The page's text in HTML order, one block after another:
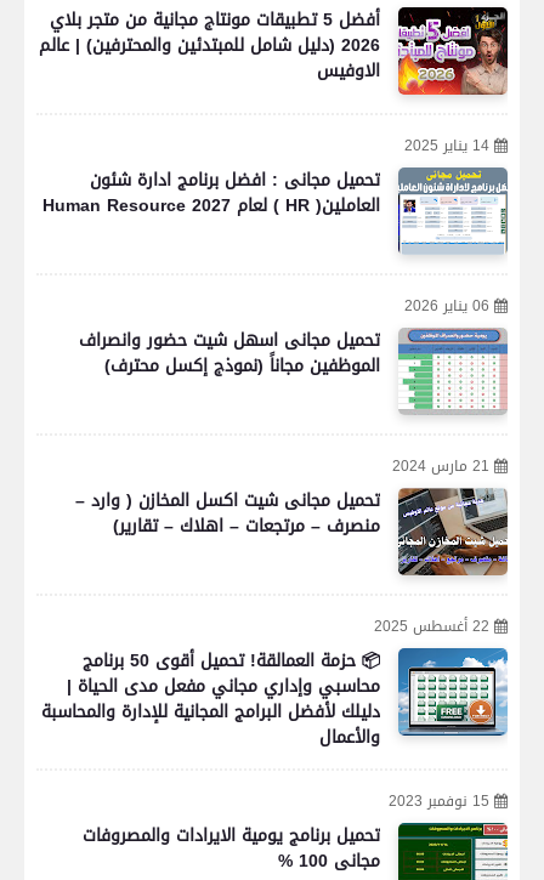
أفضل 5 تطبيقات مونتاج مجانية من متجر بلاي
2026 (دليل شامل للمبتدئين والمحترفين) | عالم
الاوفيس
14 يناير 2025
تحميل مجانى : افضل برنامج ادارة شئون
العاملين( HR ) لعام 2027 Human Resource
06 يناير 2026
تحميل مجانى اسهل شيت حضور وانصراف
الموظفين مجاناً (نموذج إكسل محترف)
21 مارس 2024
تحميل مجانى شيت اكسل المخازن ( وارد –
منصرف – مرتجعات – اهلاك – تقارير)
22 أغسطس 2025
📦 حزمة العمالقة! تحميل أقوى 50 برنامج
محاسبي وإداري مجاني مفعل مدى الحياة |
دليلك لأفضل البرامج المجانية للإدارة والمحاسبة
والأعمال
15 نوفمبر 2023
تحميل برنامج يومية الايرادات والمصروفات
مجانى 100 %